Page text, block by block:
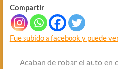
Compartir
Fue subido a facebook y puede
Acaban de robar el auto en